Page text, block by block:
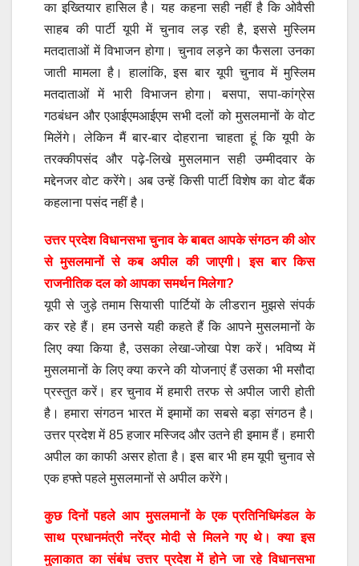
का इख्तियार हासिल है। यह कहना सही नहीं है कि ओवैसी
साहब की पार्टी यूपी में चुनाव लड़ रही है, इससे मुस्लिम
मतदाताओं में विभाजन होगा। चुनाव लड़ने का फैसला उनका
जाती मामला है। हालांकि, इस बार यूपी चुनाव में मुस्लिम
मतदाताओं में भारी विभाजन होगा। बसपा, सपा-कांग्रेस
गठबंधन और एआईएमआईएम सभी दलों को मुसलमानों के वोट
मिलेंगे। लेकिन मैं बार-बार दोहराना चाहता हूं कि यूपी के
तरक्कीपसंद और पढ़े-लिखे मुसलमान सही उम्मीदवार के
मद्देनजर वोट करेंगे। अब उन्हें किसी पार्टी विशेष का वोट बैंक
कहलाना पसंद नहीं है।
उत्तर प्रदेश विधानसभा चुनाव के बाबत आपके संगठन की ओर
से मुसलमानों से कब अपील की जाएगी। इस बार किस
राजनीतिक दल को आपका समर्थन मिलेगा?
यूपी से जुड़े तमाम सियासी पार्टियों के लीडरान मुझसे संपर्क
कर रहे हैं। हम उनसे यही कहते हैं कि आपने मुसलमानों के
लिए क्या किया है, उसका लेखा-जोखा पेश करें। भविष्य में
मुसलमानों के लिए क्या करने की योजनाएं हैं उसका भी मसौदा
प्रस्तुत करें। हर चुनाव में हमारी तरफ से अपील जारी होती
है। हमारा संगठन भारत में इमामों का सबसे बड़ा संगठन है।
उत्तर प्रदेश में 85 हजार मस्जिद और उतने ही इमाम हैं। हमारी
अपील का काफी असर होता है। इस बार भी हम यूपी चुनाव से
एक हफ्ते पहले मुसलमानों से अपील करेंगे।
कुछ दिनों पहले आप मुसलमानों के एक प्रतिनिधिमंडल के
साथ प्रधानमंत्री नरेंद्र मोदी से मिलने गए थे। क्या इस
मुलाकात का संबंध उत्तर प्रदेश में होने जा रहे विधानसभा